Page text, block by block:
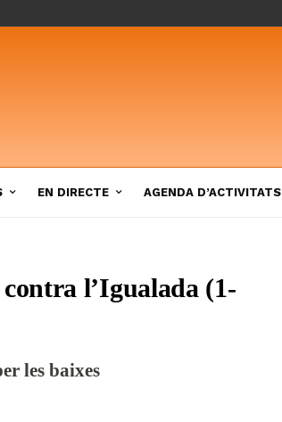
EN DIRECTE AGENDA D’ACTIVITATS
l’Igualada (1-
les baixes